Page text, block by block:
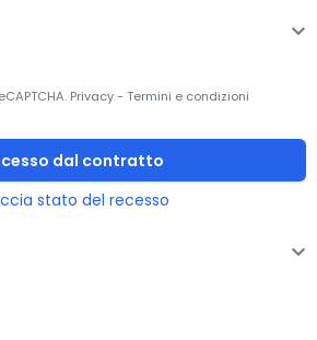
RoHS, REACH
di
-20 - 80 °C

Privacy- Termini e condizioni
dal contratto
stato del recesso
